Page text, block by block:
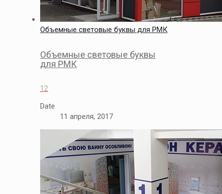
Объемные световые буквы для РМК
Объемные световые буквы
для РМК
12
Date
11 апреля, 2017